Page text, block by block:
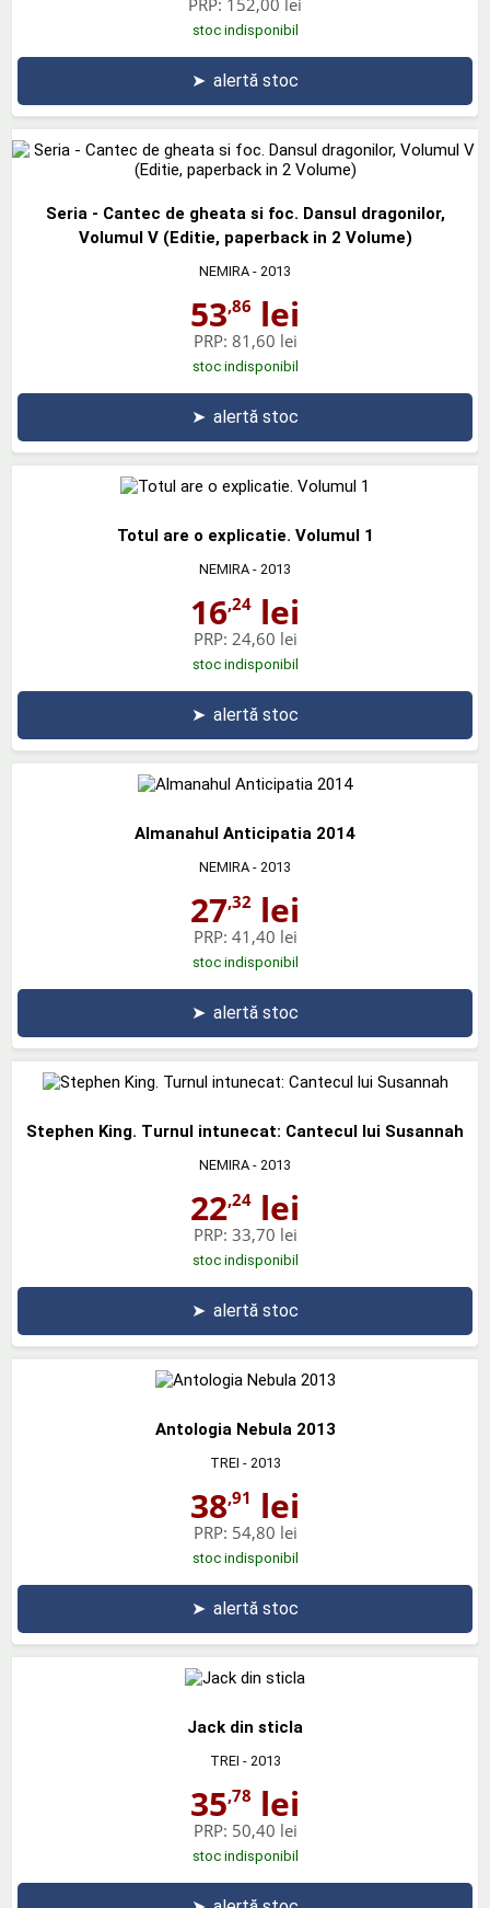
stoc indisponibil
➤ alertă stoc
Seria - Cantec de gheata si foc. Dansul dragonilor,
Volumul V (Editie, paperback in 2 Volume)
NEMIRA - 2013
53,86 lei
PRP: 81,60 lei
stoc indisponibil
➤ alertă stoc
Totul are o explicatie. Volumul 1
NEMIRA - 2013
16,24 lei
PRP: 24,60 lei
stoc indisponibil
➤ alertă stoc
Almanahul Anticipatia 2014
NEMIRA - 2013
27,32 lei
PRP: 41,40 lei
stoc indisponibil
➤ alertă stoc
Stephen King. Turnul intunecat: Cantecul lui Susannah
NEMIRA - 2013
22,24 lei
PRP: 33,70 lei
stoc indisponibil
➤ alertă stoc
Antologia Nebula 2013
TREI - 2013
38,91 lei
PRP: 54,80 lei
stoc indisponibil
➤ alertă stoc
Jack din sticla
TREI - 2013
35,78 lei
PRP: 50,40 lei
stoc indisponibil